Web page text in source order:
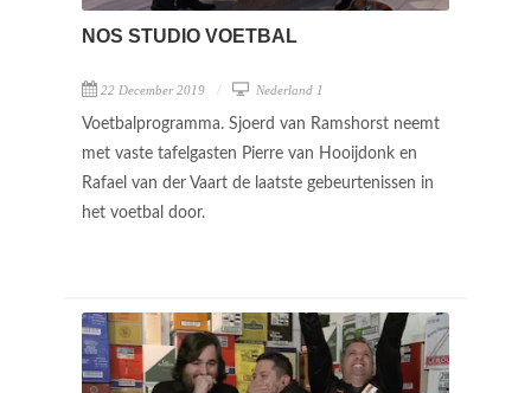
NOS STUDIO VOETBAL
22 December 2019 Nederland 1
Voetbalprogramma. Sjoerd van Ramshorst neemt
met vaste tafelgasten Pierre van Hooijdonk en
Rafael van der Vaart de laatste gebeurtenissen in
het voetbal door.